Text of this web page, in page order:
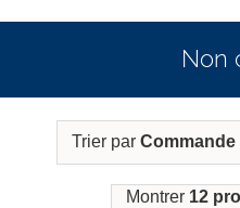
Non
Trier par
Montrer 12